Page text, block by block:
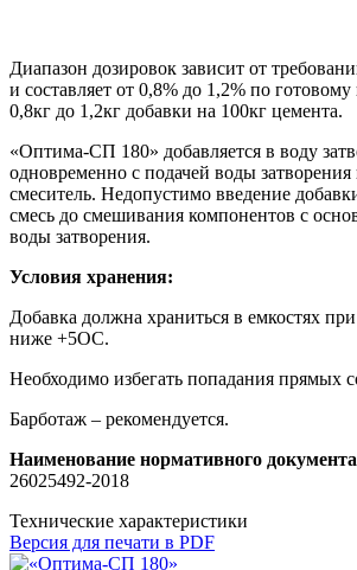
Диапазон дозировок зависит от
и составляет от 0,8% до 1,2% по готовому
0,8кг до 1,2кг добавки на 100кг цемента.
«Оптима-СП 180» добавляется в воду
одновременно с подачей воды
смеситель. Недопустимо введение
смесь до смешивания компонентов с
воды затворения.
Условия хранения:
Добавка должна храниться в емкостях
ниже +5ОС.
Необходимо избегать попадания прямых
Барботаж – рекомендуется.
Наименование нормативного документа
26025492-2018
Технические характеристики
Версия для печати в PDF